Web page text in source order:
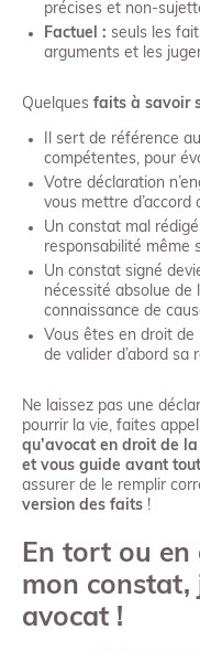
précises et non-
Factuel : seuls les
arguments et les
Quelques faits à savoir
Il sert de référence
compétentes, pour
Votre déclaration
vous mettre d’accord
Un constat mal
responsabilité même
Un constat signé
nécessité absolue de
connaissance de
Vous êtes en droit
de valider d’abord sa
Ne laissez pas une
pourrir la vie, faites
qu’avocat en droit de
et vous guide avant
assurer de le remplir
version des faits !
En tort ou
mon constat,
avocat !